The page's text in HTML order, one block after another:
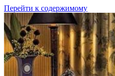
Перейти к содержимому